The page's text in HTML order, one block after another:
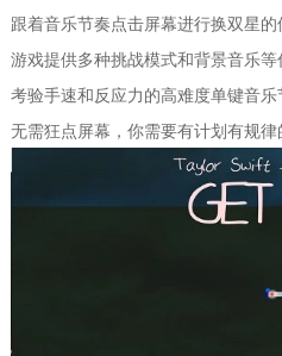
跟着音乐节奏点击屏幕进行换双星的
游戏提供多种挑战模式和背景音乐等
考验手速和反应力的高难度单键音乐
无需狂点屏幕，你需要有计划有规律